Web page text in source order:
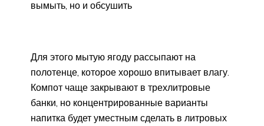
вымыть, но и обсушить
Для этого мытую ягоду рассыпают на
полотенце, которое хорошо впитывает влагу.
Компот чаще закрывают в трехлитровые
банки, но концентрированные варианты
напитка будет уместным сделать в литровых